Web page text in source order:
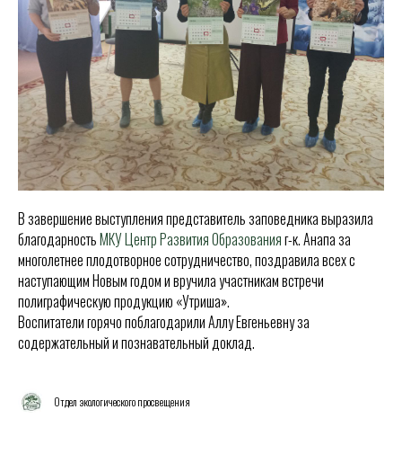
В завершение выступления представитель заповедника выразила
благодарностьМКУ Центр Развития Образованияг-к. Анапа за
многолетнее плодотворное сотрудничество, поздравила всех с
наступающим Новым годом и вручила участникам встречи
полиграфическую продукцию «Утриша».
Воспитатели горячо поблагодарили Аллу Евгеньевну за
содержательный и познавательный доклад.
Отдел экологического просвещения